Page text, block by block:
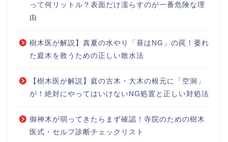
って何リットル？表面だけ濡らすのが一番危険な理
由
樹木医が解説】真夏の水やり「昼はNG」の罠！萎れ
た庭木を救うための正しい散水法
【樹木医が解説】庭の古木・大木の根元に「空洞」
が！絶対にやってはいけないNG処置と正しい対処法
御神木が弱ってきたらまず確認！寺院のための樹木
医式・セルフ診断チェックリスト